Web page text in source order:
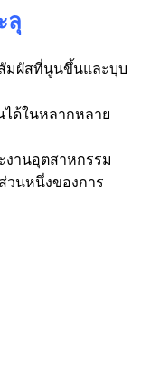
ลุ
มผัสที่นูนขึ้นและบุบ
ด้ในหลากหลาย
งานอุตสาหกรรม
วนหนึ่งของการ